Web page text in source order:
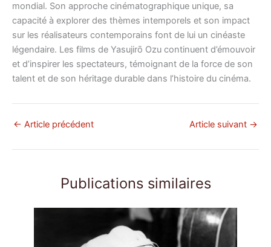
mondial. Son approche cinématographique unique, sa
capacité à explorer des thèmes intemporels et son impact
sur les réalisateurs contemporains font de lui un cinéaste
légendaire. Les films de Yasujirō Ozu continuent d’émouvoir
et d’inspirer les spectateurs, témoignant de la force de son
talent et de son héritage durable dans l’histoire du cinéma.
← Article précédent Article suivant →
Publications similaires